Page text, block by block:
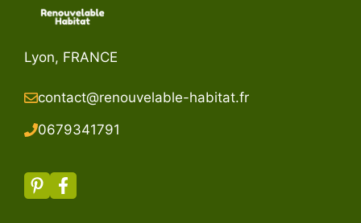
Lyon, FRANCE
contact@renouvelable-habitat.fr
0679341791